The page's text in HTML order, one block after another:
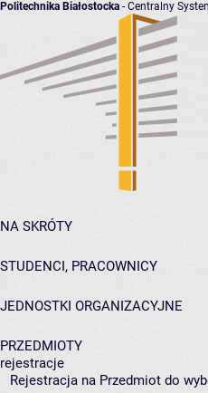
Politechnika Białostocka - Centralny
NA SKRÓTY
STUDENCI, PRACOWNICY
JEDNOSTKI ORGANIZACYJNE
PRZEDMIOTY
rejestracje
Rejestracja na Przedmiot do